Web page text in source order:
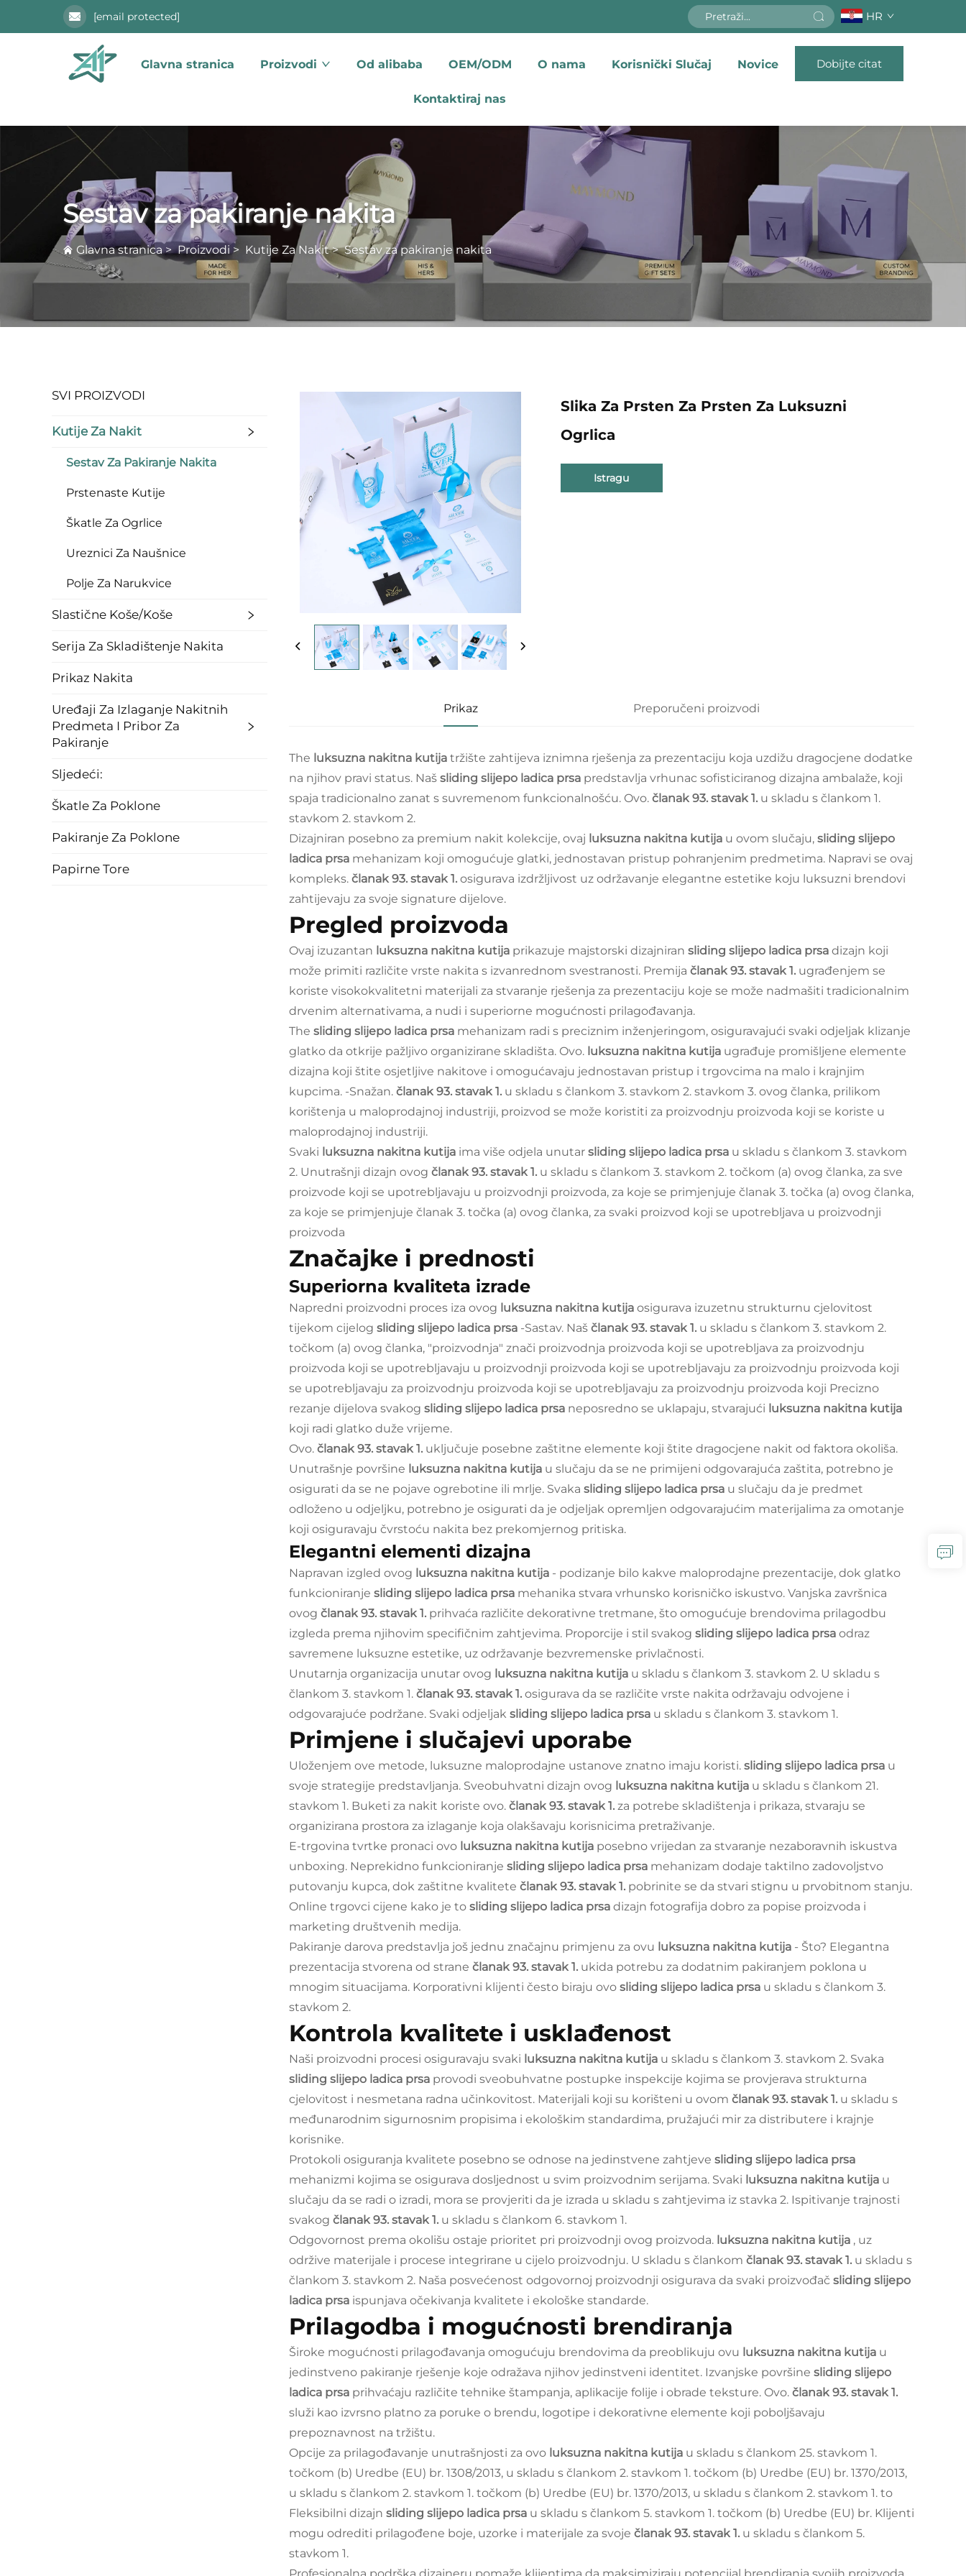
[email protected] HR
Glavna stranica Proizvodi Od alibaba OEM/ODM O nama Korisnički Slučaj Novice
Kontaktiraj nas
Dobijte citat
Sestav za pakiranje nakita
Glavna stranica>Proizvodi > Kutije Za Nakit>Sestav za pakiranje nakita
SVI PROIZVODI
Kutije Za Nakit
Sestav Za Pakiranje Nakita
Prstenaste Kutije
Škatle Za Ogrlice
Ureznici Za Naušnice
Polje Za Narukvice
Slastične Koše/koše
Serija Za Skladištenje Nakita
Prikaz Nakita
Uređaji Za Izlaganje Nakitnih
Predmeta I Pribor Za
Pakiranje
Sljedeći:
Škatle Za Poklone
Pakiranje Za Poklone
Papirne Tore
Slika Za Prsten Za Prsten Za Luksuzni
Ogrlica
Istragu
Prikaz Preporučeni proizvodi
The luksuzna nakitna kutija tržište zahtijeva iznimna rješenja za prezentaciju koja uzdižu dragocjene dodatke
na njihov pravi status. Naš sliding slijepo ladica prsa predstavlja vrhunac sofisticiranog dizajna ambalaže, koji
spaja tradicionalno zanat s suvremenom funkcionalnošću. Ovo. članak 93. stavak 1. u skladu s člankom 1.
stavkom 2. stavkom 2.
Dizajniran posebno za premium nakit kolekcije, ovaj luksuzna nakitna kutija u ovom slučaju, sliding slijepo
ladica prsa mehanizam koji omogućuje glatki, jednostavan pristup pohranjenim predmetima. Napravi se ovaj
kompleks. članak 93. stavak 1. osigurava izdržljivost uz održavanje elegantne estetike koju luksuzni brendovi
zahtijevaju za svoje signature dijelove.
Pregled proizvoda
Ovaj izuzantan luksuzna nakitna kutija prikazuje majstorski dizajniran sliding slijepo ladica prsa dizajn koji
može primiti različite vrste nakita s izvanrednom svestranosti. Premija članak 93. stavak 1. ugrađenjem se
koriste visokokvalitetni materijali za stvaranje rješenja za prezentaciju koje se može nadmašiti tradicionalnim
drvenim alternativama, a nudi i superiorne mogućnosti prilagođavanja.
The sliding slijepo ladica prsa mehanizam radi s preciznim inženjeringom, osiguravajući svaki odjeljak klizanje
glatko da otkrije pažljivo organizirane skladišta. Ovo. luksuzna nakitna kutija ugrađuje promišljene elemente
dizajna koji štite osjetljive nakitove i omogućavaju jednostavan pristup i trgovcima na malo i krajnjim
kupcima. -Snažan. članak 93. stavak 1. u skladu s člankom 3. stavkom 2. stavkom 3. ovog članka, prilikom
korištenja u maloprodajnoj industriji, proizvod se može koristiti za proizvodnju proizvoda koji se koriste u
maloprodajnoj industriji.
Svaki luksuzna nakitna kutija ima više odjela unutar sliding slijepo ladica prsa u skladu s člankom 3. stavkom
2. Unutrašnji dizajn ovog članak 93. stavak 1. u skladu s člankom 3. stavkom 2. točkom (a) ovog članka, za sve
proizvode koji se upotrebljavaju u proizvodnji proizvoda, za koje se primjenjuje članak 3. točka (a) ovog članka,
za koje se primjenjuje članak 3. točka (a) ovog članka, za svaki proizvod koji se upotrebljava u proizvodnji
proizvoda
Značajke i prednosti
Superiorna kvaliteta izrade
Napredni proizvodni proces iza ovog luksuzna nakitna kutija osigurava izuzetnu strukturnu cjelovitost
tijekom cijelog sliding slijepo ladica prsa -Sastav. Naš članak 93. stavak 1. u skladu s člankom 3. stavkom 2.
točkom (a) ovog članka, "proizvodnja" znači proizvodnja proizvoda koji se upotrebljava za proizvodnju
proizvoda koji se upotrebljavaju u proizvodnji proizvoda koji se upotrebljavaju za proizvodnju proizvoda koji
se upotrebljavaju za proizvodnju proizvoda koji se upotrebljavaju za proizvodnju proizvoda koji Precizno
rezanje dijelova svakog sliding slijepo ladica prsa neposredno se uklapaju, stvarajući luksuzna nakitna kutija
koji radi glatko duže vrijeme.
Ovo. članak 93. stavak 1. uključuje posebne zaštitne elemente koji štite dragocjene nakit od faktora okoliša.
Unutrašnje površine luksuzna nakitna kutija u slučaju da se ne primijeni odgovarajuća zaštita, potrebno je
osigurati da se ne pojave ogrebotine ili mrlje. Svaka sliding slijepo ladica prsa u slučaju da je predmet
odloženo u odjeljku, potrebno je osigurati da je odjeljak opremljen odgovarajućim materijalima za omotanje
koji osiguravaju čvrstoću nakita bez prekomjernog pritiska.
Elegantni elementi dizajna
Napravan izgled ovog luksuzna nakitna kutija - podizanje bilo kakve maloprodajne prezentacije, dok glatko
funkcioniranje sliding slijepo ladica prsa mehanika stvara vrhunsko korisničko iskustvo. Vanjska završnica
ovog članak 93. stavak 1. prihvaća različite dekorativne tretmane, što omogućuje brendovima prilagodbu
izgleda prema njihovim specifičnim zahtjevima. Proporcije i stil svakog sliding slijepo ladica prsa odraz
savremene luksuzne estetike, uz održavanje bezvremenske privlačnosti.
Unutarnja organizacija unutar ovog luksuzna nakitna kutija u skladu s člankom 3. stavkom 2. U skladu s
člankom 3. stavkom 1. članak 93. stavak 1. osigurava da se različite vrste nakita održavaju odvojene i
odgovarajuće podržane. Svaki odjeljak sliding slijepo ladica prsa u skladu s člankom 3. stavkom 1.
Primjene i slučajevi uporabe
Uloženjem ove metode, luksuzne maloprodajne ustanove znatno imaju koristi. sliding slijepo ladica prsa u
svoje strategije predstavljanja. Sveobuhvatni dizajn ovog luksuzna nakitna kutija u skladu s člankom 21.
stavkom 1. Buketi za nakit koriste ovo. članak 93. stavak 1. za potrebe skladištenja i prikaza, stvaraju se
organizirana prostora za izlaganje koja olakšavaju korisnicima pretraživanje.
E-trgovina tvrtke pronaci ovo luksuzna nakitna kutija posebno vrijedan za stvaranje nezaboravnih iskustva
unboxing. Neprekidno funkcioniranje sliding slijepo ladica prsa mehanizam dodaje taktilno zadovoljstvo
putovanju kupca, dok zaštitne kvalitete članak 93. stavak 1. pobrinite se da stvari stignu u prvobitnom stanju.
Online trgovci cijene kako je to sliding slijepo ladica prsa dizajn fotografija dobro za popise proizvoda i
marketing društvenih medija.
Pakiranje darova predstavlja još jednu značajnu primjenu za ovu luksuzna nakitna kutija - Što? Elegantna
prezentacija stvorena od strane članak 93. stavak 1. ukida potrebu za dodatnim pakiranjem poklona u
mnogim situacijama. Korporativni klijenti često biraju ovo sliding slijepo ladica prsa u skladu s člankom 3.
stavkom 2.
Kontrola kvalitete i usklađenost
Naši proizvodni procesi osiguravaju svaki luksuzna nakitna kutija u skladu s člankom 3. stavkom 2. Svaka
sliding slijepo ladica prsa provodi sveobuhvatne postupke inspekcije kojima se provjerava strukturna
cjelovitost i nesmetana radna učinkovitost. Materijali koji su korišteni u ovom članak 93. stavak 1. u skladu s
međunarodnim sigurnosnim propisima i ekološkim standardima, pružajući mir za distributere i krajnje
korisnike.
Protokoli osiguranja kvalitete posebno se odnose na jedinstvene zahtjeve sliding slijepo ladica prsa
mehanizmi kojima se osigurava dosljednost u svim proizvodnim serijama. Svaki luksuzna nakitna kutija u
slučaju da se radi o izradi, mora se provjeriti da je izrada u skladu s zahtjevima iz stavka 2. Ispitivanje trajnosti
svakog članak 93. stavak 1. u skladu s člankom 6. stavkom 1.
Odgovornost prema okolišu ostaje prioritet pri proizvodnji ovog proizvoda. luksuzna nakitna kutija , uz
održive materijale i procese integrirane u cijelo proizvodnju. U skladu s člankom članak 93. stavak 1. u skladu s
člankom 3. stavkom 2. Naša posvećenost odgovornoj proizvodnji osigurava da svaki proizvođač sliding slijepo
ladica prsa ispunjava očekivanja kvalitete i ekološke standarde.
Prilagodba i mogućnosti brendiranja
Široke mogućnosti prilagođavanja omogućuju brendovima da preoblikuju ovu luksuzna nakitna kutija u
jedinstveno pakiranje rješenje koje odražava njihov jedinstveni identitet. Izvanjske površine sliding slijepo
ladica prsa prihvaćaju različite tehnike štampanja, aplikacije folije i obrade teksture. Ovo. članak 93. stavak 1.
služi kao izvrsno platno za poruke o brendu, logotipe i dekorativne elemente koji poboljšavaju
prepoznavnost na tržištu.
Opcije za prilagođavanje unutrašnjosti za ovo luksuzna nakitna kutija u skladu s člankom 25. stavkom 1.
točkom (b) Uredbe (EU) br. 1308/2013, u skladu s člankom 2. stavkom 1. točkom (b) Uredbe (EU) br. 1370/2013,
u skladu s člankom 2. stavkom 1. točkom (b) Uredbe (EU) br. 1370/2013, u skladu s člankom 2. stavkom 1. to
Fleksibilni dizajn sliding slijepo ladica prsa u skladu s člankom 5. stavkom 1. točkom (b) Uredbe (EU) br. Klijenti
mogu odrediti prilagođene boje, uzorke i materijale za svoje članak 93. stavak 1. u skladu s člankom 5.
stavkom 1.